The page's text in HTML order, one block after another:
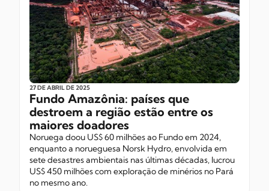
27 DE ABRILDE 2025
Fundo Amazônia: países que
destroem a região estão entre os
maiores doadores
Noruega doou US$ 60 milhões ao Fundo em 2024,
enquanto a norueguesa Norsk Hydro, envolvida em
sete desastres ambientais nas últimas décadas, lucrou
US$ 450 milhões com exploração de minérios no Pará
no mesmo ano.